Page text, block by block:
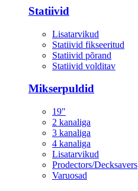
Statiivid
Lisatarvikud
Statiivid fikseeritud
Statiivid põrand
Statiivid volditav
Mikserpuldid
19"
2 kanaliga
3 kanaliga
4 kanaliga
Lisatarvikud
Prodectors/Decksavers
Varuosad